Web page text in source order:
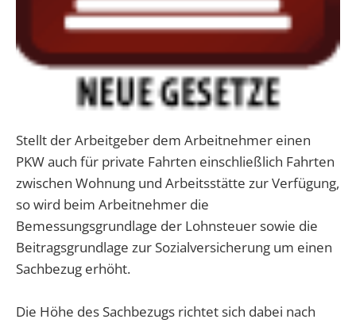
Stellt der Arbeitgeber dem Arbeitnehmer einen
PKW auch für private Fahrten einschließlich Fahrten
zwischen Wohnung und Arbeitsstätte zur Verfügung,
so wird beim Arbeitnehmer die
Bemessungsgrundlage der Lohnsteuer sowie die
Beitragsgrundlage zur Sozialversicherung um einen
Sachbezug erhöht.
Die Höhe des Sachbezugs richtet sich dabei nach